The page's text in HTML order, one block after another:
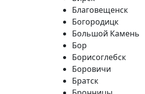
Благовещенск
Богородицк
Большой Камень
Бор
Борисоглебск
Боровичи
Братск